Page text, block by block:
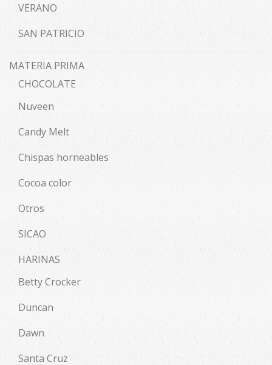
VERANO
SAN PATRICIO
MATERIA PRIMA
CHOCOLATE
Nuveen
Candy Melt
Chispas horneables
Cocoa color
Otros
SICAO
HARINAS
Betty Crocker
Duncan
Dawn
Santa Cruz